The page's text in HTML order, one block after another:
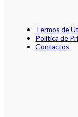
Termos de
Política de
Contactos